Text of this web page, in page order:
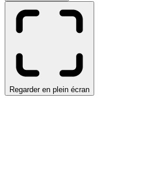
Regarder en plein écran